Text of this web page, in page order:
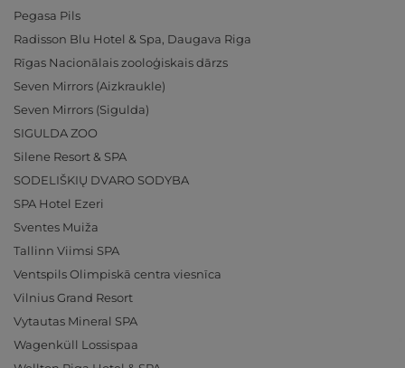
Pegasa Pils
Radisson Blu Hotel & Spa, Daugava Riga
Rīgas Nacionālais zooloģiskais dārzs
Seven Mirrors (Aizkraukle)
Seven Mirrors (Sigulda)
SIGULDA ZOO
Silene Resort & SPA
SODELIŠKIŲ DVARO SODYBA
SPA Hotel Ezeri
Sventes Muiža
Tallinn Viimsi SPA
Ventspils Olimpiskā centra viesnīca
Vilnius Grand Resort
Vytautas Mineral SPA
Wagenküll Lossispaa